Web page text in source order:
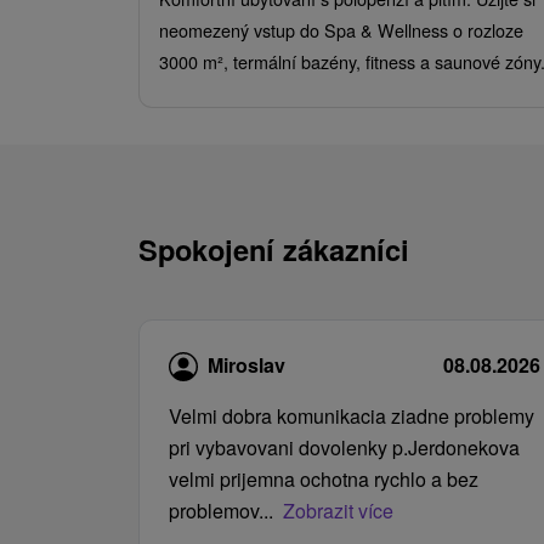
neomezený vstup do Spa & Wellness o rozloze
3000 m², termální bazény, fitness a saunové zóny.
Spokojení zákazníci
Miroslav
08.08.2026
Velmi dobra komunikacia ziadne problemy
pri vybavovani dovolenky p.Jerdonekova
velmi prijemna ochotna rychlo a bez
problemov... Zobrazit více